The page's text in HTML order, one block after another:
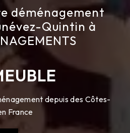
déménagement
Quintin à
depuis des Côtes-
France